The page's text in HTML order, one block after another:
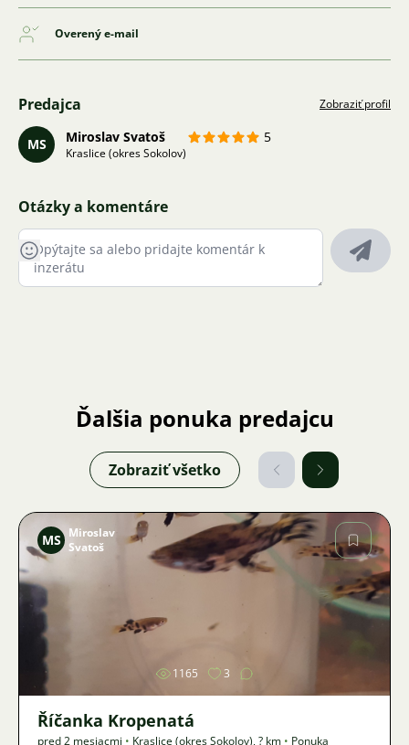
Overený e-mail
Predajca Zobraziť profil
MS Miroslav Svatoš 5
Kraslice (okres Sokolov)
Otázky a komentáre
Ďalšia ponuka predajcu
Zobraziť všetko
MS Miroslav
Svatoš
1165 3
Říčanka Kropenatá
pred 2 mesiacmi • Kraslice (okres Sokolov),? km • Ponuka